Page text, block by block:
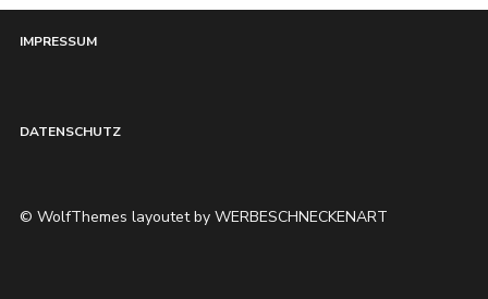
IMPRESSUM
DATENSCHUTZ
© WolfThemes layoutet by WERBESCHNECKENART